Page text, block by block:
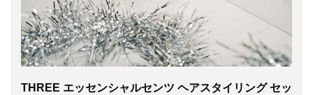
THREE エッセンシャルセンツ ヘアスタイリング セッ